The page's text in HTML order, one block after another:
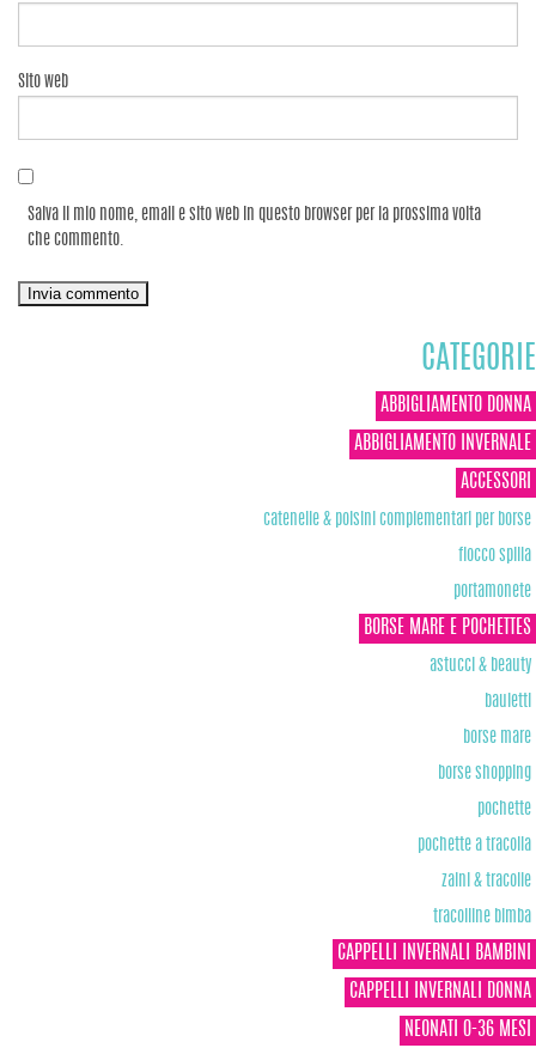
Sito web
Salva il mio nome, email e sito web in questo browser per la prossima volta
che commento.
CATEGORIE
ABBIGLIAMENTO DONNA
ABBIGLIAMENTO INVERNALE
ACCESSORI
catenelle & polsini complementari per borse
fiocco spilla
portamonete
BORSE MARE E POCHETTES
astucci & beauty
bauletti
borse mare
borse shopping
pochette
pochette a tracolla
zaini & tracolle
tracolline bimba
CAPPELLI INVERNALI BAMBINI
CAPPELLI INVERNALI DONNA
NEONATI 0-36 MESI